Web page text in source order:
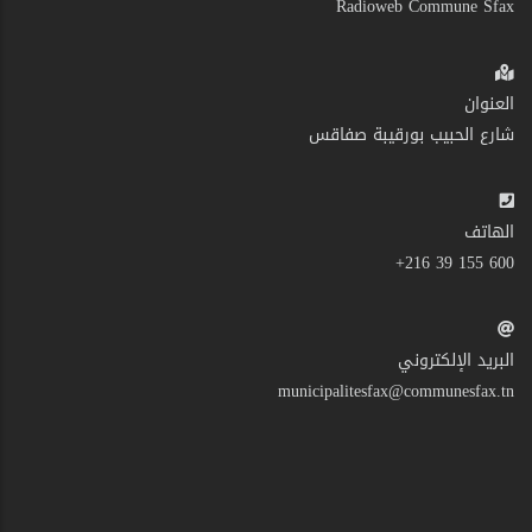
Radioweb Commune Sfax
العنوان
شارع الحبيب بورقيبة صفاقس
الهاتف
600 155 39 216+
البريد الإلكتروني
municipalitesfax@communesfax.tn